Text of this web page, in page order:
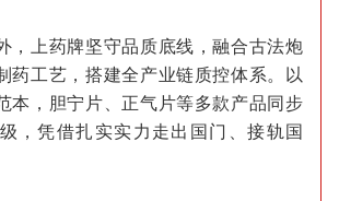
，上药牌坚守品质底线，融合古法炮
药工艺，搭建全产业链质控体系。以
本，胆宁片、正气片等多款产品同步
，凭借扎实实力走出国门、接轨国